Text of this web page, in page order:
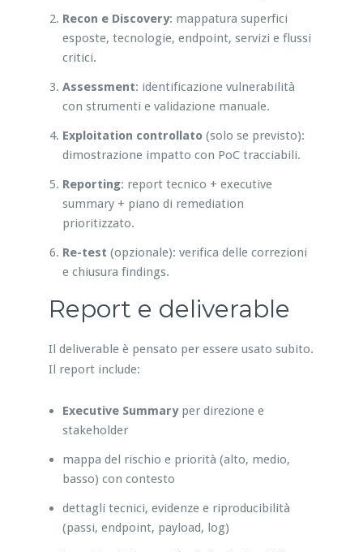
Recon e Discovery: mappatura superfici
esposte, tecnologie, endpoint, servizi e flussi
critici.
Assessment: identificazione vulnerabilità
con strumenti e validazione manuale.
Exploitation controllato(solo se previsto):
dimostrazione impatto con PoC tracciabili.
Reporting: report tecnico + executive
summary + piano di remediation
prioritizzato.
Re-test (opzionale): verifica delle correzioni
e chiusura findings.
Report e deliverable
Il deliverable è pensato per essere usato subito.
Il report include:
Executive Summaryper direzione e
stakeholder
mappa del rischio e priorità (alto, medio,
basso) con contesto
dettagli tecnici, evidenze e riproducibilità
(passi, endpoint, payload, log)